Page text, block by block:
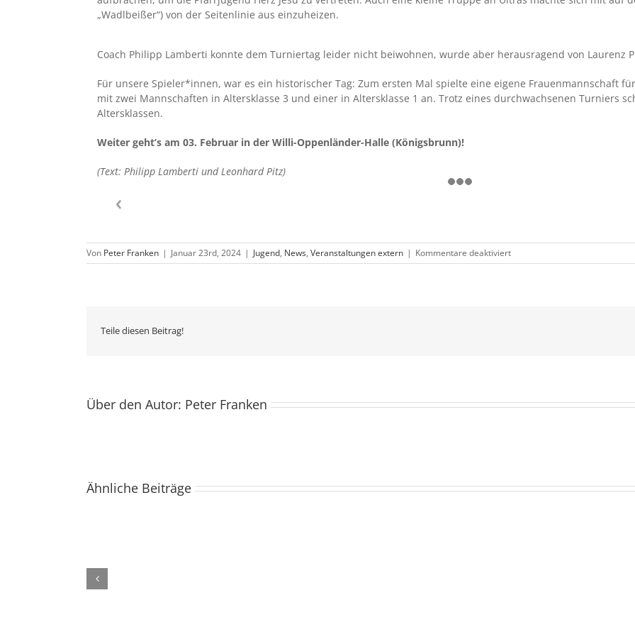
„Wadlbeißer“) von der Seitenlinie aus einzuheizen.
Coach Philipp Lamberti konnte dem Turniertag leider nicht beiwohnen, wurde aber herausragend von Laurenz
Für unsere Spieler*innen, war es ein historischer Tag: Zum ersten Mal spielte eine eigene Frauenmannschaft
mit zwei Mannschaften in Altersklasse 3 und einer in Altersklasse 1 an. Trotz eines durchwachsenen Turniers
Altersklassen.
Weiter geht’s am 03. Februar in der Willi-Oppenländer-Halle (Königsbrunn)!
(Text: Philipp Lamberti und Leonhard Pitz)
Von Peter Franken | Januar 23rd, 2024 | Jugend, News, Veranstaltungen extern | Kommentare deaktiviertfür
Historisches
Teile diesen Beitrag!
Über den Autor: Peter Franken
Ähnliche Beiträge